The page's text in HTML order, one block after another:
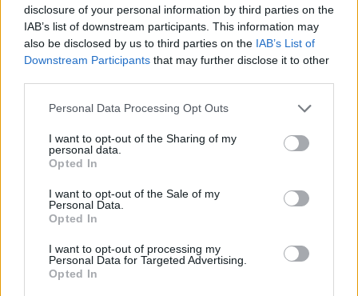
disclosure of your personal information by third parties on the
IAB’s list of downstream participants. This information may
also be disclosed by us to third parties on the IAB’s List of
Downstream Participants that may further disclose it to other
Personal Data Processing Opt Outs
I want to opt-out of the Sharing of my
personal data.
Opted In
I want to opt-out of the Sale of my
Personal Data.
Opted In
I want to opt-out of processing my
Personal Data for Targeted Advertising.
Opted In
Θέσεις εργασίας
Όλες οι Θέσεις Εργασίας
Θέσεις Εργασίας ανά Εταιρεία
Υπηρεσίες υποψηφίων
Καταχώρηση Online Βιογραφικού